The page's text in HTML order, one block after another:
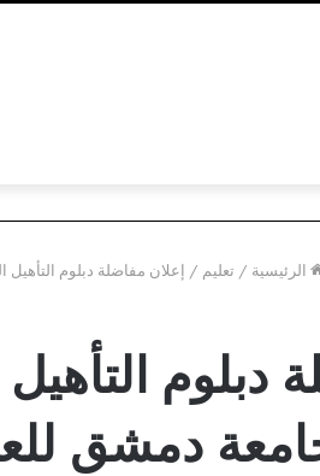
الرئيسية / تعليم / إعلان مفاضلة دبلوم التأهيل
دبلوم
دمشق للعام